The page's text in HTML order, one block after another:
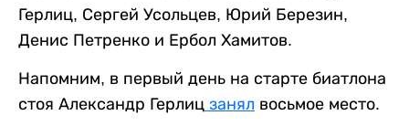
Герлиц, Сергей Усольцев, Юрий Березин,
Денис Петренко и Ербол Хамитов.
Напомним, в первый день на старте биатлона
стоя Александр Герлиц занял восьмое место.